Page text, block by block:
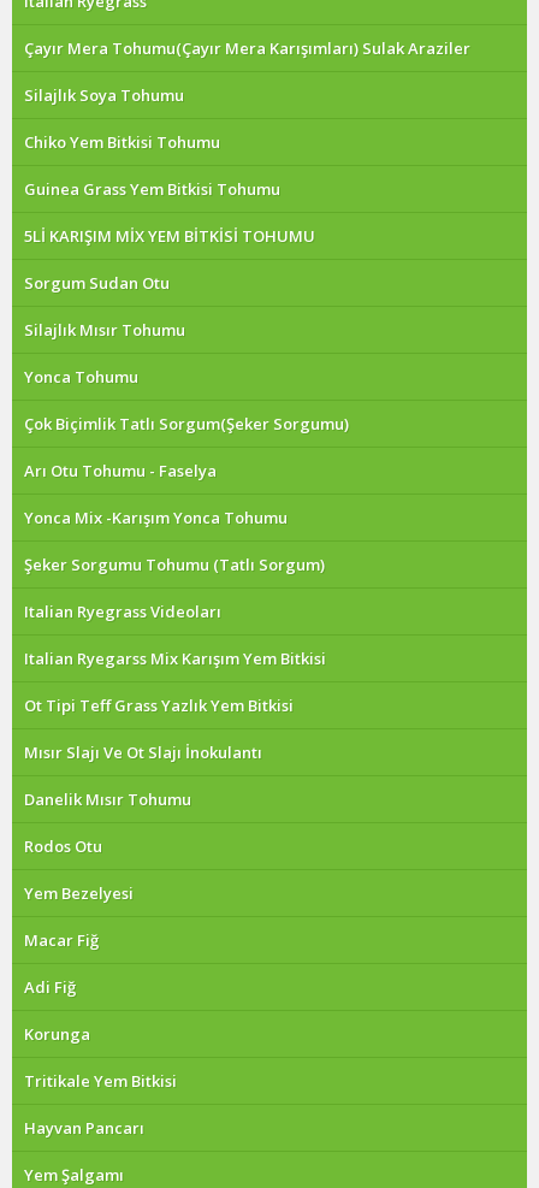
Çayır Mera Tohumu(Çayır Mera Karışımları) Sulak Araziler
Silajlık Soya Tohumu
Chiko Yem Bitkisi Tohumu
Guinea Grass Yem Bitkisi Tohumu
5Lİ KARIŞIM MİX YEM BİTKİSİ TOHUMU
Sorgum Sudan Otu
Silajlık Mısır Tohumu
Yonca Tohumu
Çok Biçimlik Tatlı Sorgum(Şeker Sorgumu)
Arı Otu Tohumu - Faselya
Yonca Mix -Karışım Yonca Tohumu
Şeker Sorgumu Tohumu (Tatlı Sorgum)
Italian Ryegrass Videoları
Italian Ryegarss Mix Karışım Yem Bitkisi
Ot Tipi Teff Grass Yazlık Yem Bitkisi
Mısır Slajı Ve Ot Slajı İnokulantı
Danelik Mısır Tohumu
Rodos Otu
Yem Bezelyesi
Macar Fiğ
Adi Fiğ
Korunga
Tritikale Yem Bitkisi
Hayvan Pancarı
Yem Şalgamı